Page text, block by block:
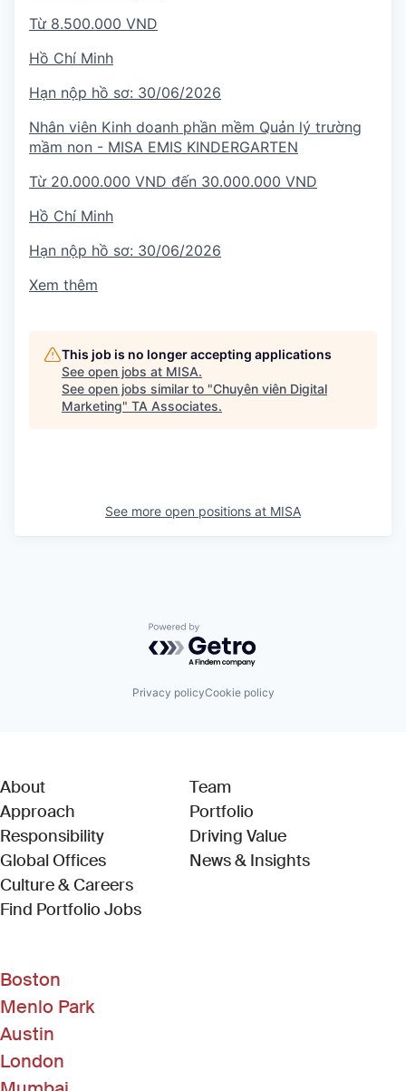
Từ 8.500.000 VND
Hồ Chí Minh
Hạn nộp hồ sơ: 30/06/2026
Nhân viên Kinh doanh phần mềm Quản lý trường
mầm non - MISA EMIS KINDERGARTEN
Từ 20.000.000 VND đến 30.000.000 VND
Hồ Chí Minh
Hạn nộp hồ sơ: 30/06/2026
Xem thêm
This job is no longer accepting applications
See open jobs at MISA.
See open jobs similar to "Chuyên viên Digital
Marketing" TA Associates.
See more open positions at MISA
Powered by Getro.com
Privacy policyCookie policy
About
Approach
Responsibility
Global Offices
Culture & Careers
Find Portfolio Jobs(Link opens in new window)
Team
Portfolio
Driving Value
News & Insights
Boston
Menlo Park
Austin
London